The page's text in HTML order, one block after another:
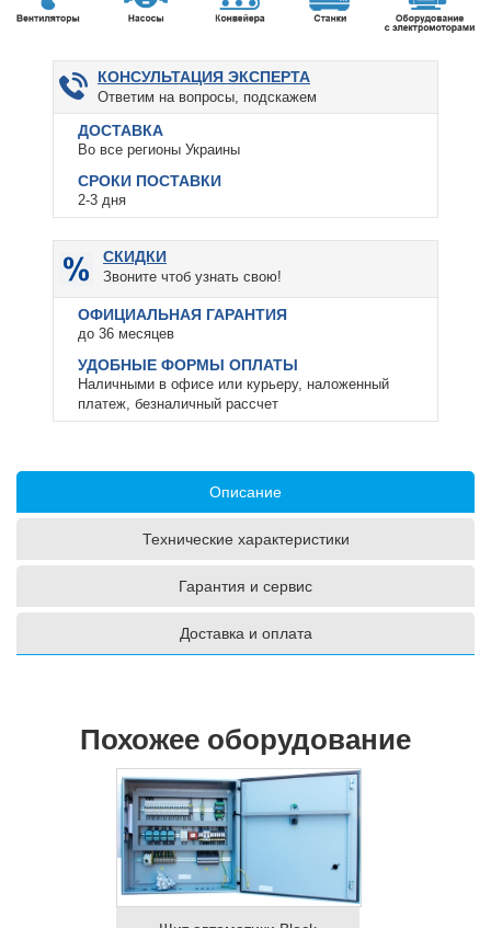
КОНСУЛЬТАЦИЯ ЭКСПЕРТА
Ответим на вопросы, подскажем
ДОСТАВКА
Во все регионы Украины
СРОКИ ПОСТАВКИ
2-3 дня
СКИДКИ
Звоните чтоб узнать свою!
ОФИЦИАЛЬНАЯ ГАРАНТИЯ
до 36 месяцев
УДОБНЫЕ ФОРМЫ ОПЛАТЫ
Наличными в офисе или курьеру, наложенный
платеж, безналичный рассчет
Описание
Технические характеристики
Гарантия и сервис
Доставка и оплата
Похожее оборудование